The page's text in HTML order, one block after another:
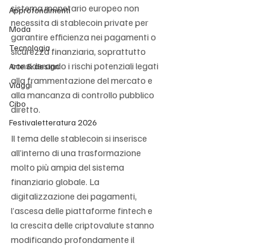
Approfondimenti
Moda
Tecnologia
Arte & design
Viaggi
Cibo
Festivaletteratura 2026
sistema monetario europeo non
necessita di stablecoin private per
garantire efficienza nei pagamenti o
sicurezza finanziaria, soprattutto
considerando i rischi potenziali legati
alla frammentazione del mercato e
alla mancanza di controllo pubblico
diretto.
Il tema delle stablecoin si inserisce
all’interno di una trasformazione
molto più ampia del sistema
finanziario globale. La
digitalizzazione dei pagamenti,
l’ascesa delle piattaforme fintech e
la crescita delle criptovalute stanno
modificando profondamente il